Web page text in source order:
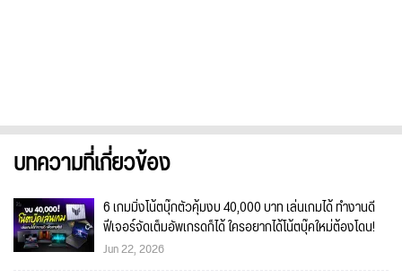
บทความที่เกี่ยวข้อง
6 เกมมิ่งโน้ตบุ๊กตัวคุ้มงบ 40,000 บาท เล่นเกมได้ ทำงานดี
ฟีเจอร์จัดเต็มอัพเกรดก็ได้ ใครอยากได้โน้ตบุ๊คใหม่ต้องโดน!
Jun 22, 2026